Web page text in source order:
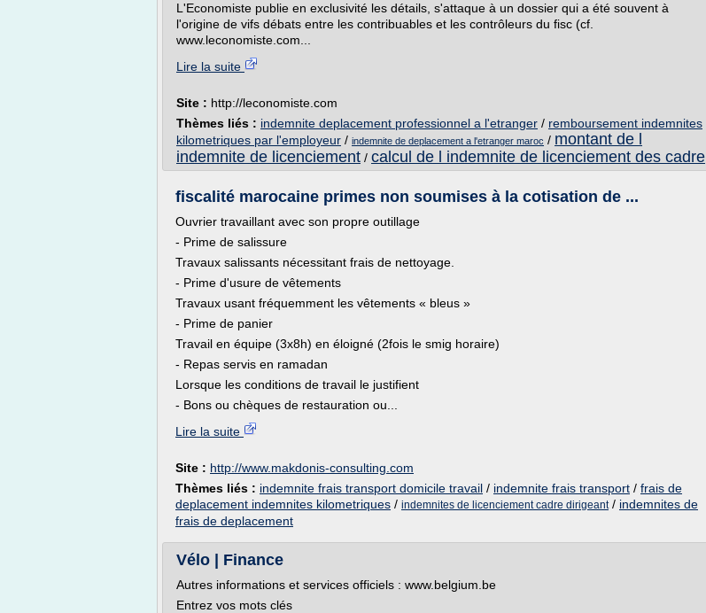
L'Economiste publie en exclusivité les détails, s'attaque à un dossier qui a été souvent à
l'origine de vifs débats entre les contribuables et les contrôleurs du fisc (cf.
www.leconomiste.com...
Lire la suite
Site : http://leconomiste.com
Thèmes liés : indemnite deplacement professionnel a l'etranger / remboursement indemnites
kilometriques par l'employeur / indemnite de deplacement a l'etranger maroc / montant de l
indemnite de licenciement / calcul de l indemnite de licenciement des cadre
fiscalité marocaine primes non soumises à la cotisation de ...
Ouvrier travaillant avec son propre outillage
- Prime de salissure
Travaux salissants nécessitant frais de nettoyage.
- Prime d'usure de vêtements
Travaux usant fréquemment les vêtements « bleus »
- Prime de panier
Travail en équipe (3x8h) en éloigné (2fois le smig horaire)
- Repas servis en ramadan
Lorsque les conditions de travail le justifient
- Bons ou chèques de restauration ou...
Lire la suite
Site : http://www.makdonis-consulting.com
Thèmes liés : indemnite frais transport domicile travail / indemnite frais transport / frais de
deplacement indemnites kilometriques / indemnites de licenciement cadre dirigeant/ indemnites de
frais de deplacement
Vélo | Finance
Autres informations et services officiels : www.belgium.be
Entrez vos mots clés